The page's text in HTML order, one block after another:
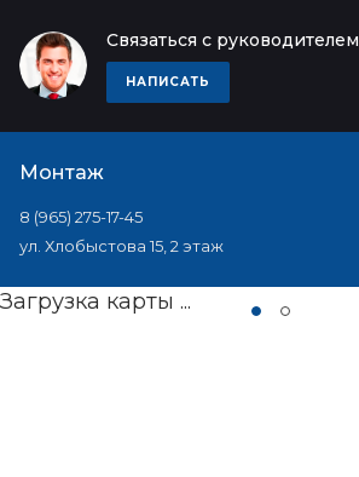
Связаться с руководителем
НАПИСАТЬ
Монтаж
8 (965) 275-17-45
ул. Хлобыстова 15, 2 этаж
Загрузка карты ...